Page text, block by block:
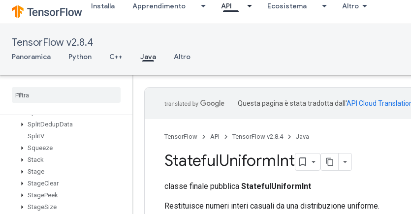
Installa Apprendimento API Ecosistema Altro
TensorFlow v2.8.4
Panoramica Python C++ Java Altro
SparseMatrixSoftmax
SparseMatrixSoftmaxGrad
SparseMatrixSparseMatMul
SparseMatrixTranspose
SparseSegmentSumGrad
SplitDedupData
SplitV
Squeeze
Stack
Stage
StageClear
StagePeek
StageSize
Questa pagina è stata tradotta dall'API Cloud
TensorFlow API TensorFlow v2.8.4 Java
StatefulUniformInt
classe finale pubblica StatefulUniformInt
Restituisce numeri interi casuali da una distribuzione uniforme.